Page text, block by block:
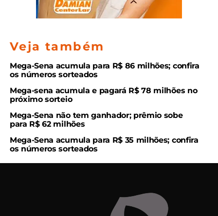
Veja também
Mega-Sena acumula para R$ 86 milhões; confira
os números sorteados
Mega-sena acumula e pagará R$ 78 milhões no
próximo sorteio
Mega-Sena não tem ganhador; prêmio sobe
para R$ 62 milhões
Mega-Sena acumula para R$ 35 milhões; confira
os números sorteados